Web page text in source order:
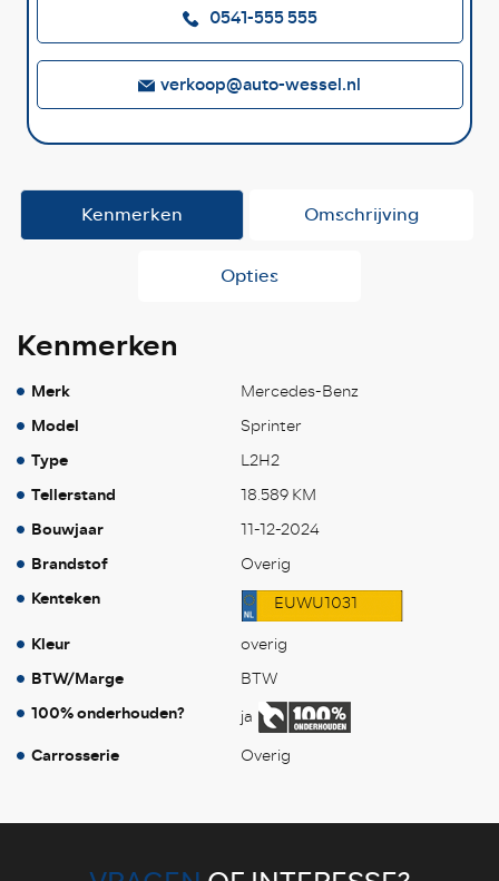
0541-555 555
verkoop@auto-wessel.nl
Kenmerken Omschrijving
Opties
Kenmerken
Merk Mercedes-Benz
Model Sprinter
Type L2H2
Tellerstand 18.589 KM
Bouwjaar 11-12-2024
Brandstof Overig
Kenteken EUWU1031
Kleur overig
BTW/Marge BTW
100% onderhouden? ja
Carrosserie Overig